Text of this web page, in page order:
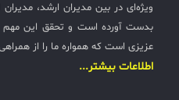
ویژه‌ای در بین مدیران ارشد،
بدست آورده است و تحقق این مهم
عزیزی است که همواره ما را از
اطلاعات بیشتر...